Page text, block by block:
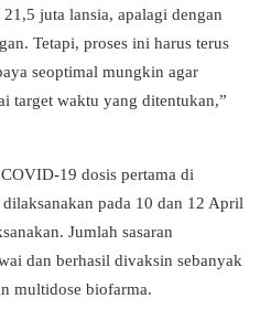
juta lansia, apalagi dengan
Tetapi, proses ini harus terus
seoptimal mungkin agar
target waktu yang ditentukan,”
19 dosis pertama di
pada 10 dan 12 April
Jumlah sasaran
dan berhasil divaksin sebanyak
multidose biofarma.